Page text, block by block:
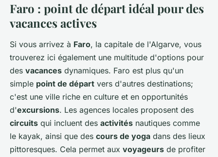
Faro : point de départ idéal pour des
vacances actives
Si vous arrivez à Faro, la capitale de l'Algarve, vous
trouverez ici également une multitude d'options pour
des vacances dynamiques. Faro est plus qu'un
simple point de départ vers d'autres destinations;
c'est une ville riche en culture et en opportunités
d'excursions. Les agences locales proposent des
circuits qui incluent des activités nautiques comme
le kayak, ainsi que des cours de yoga dans des lieux
pittoresques. Cela permet aux voyageurs de profiter